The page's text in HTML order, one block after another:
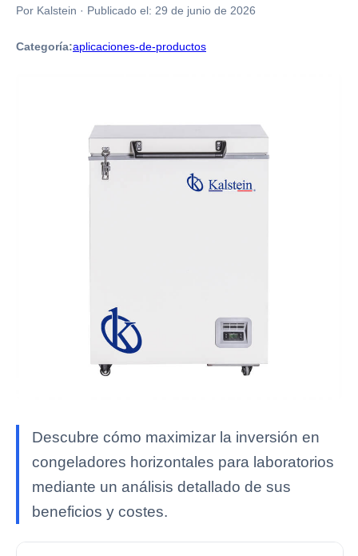
Por Kalstein · Publicado el: 29 de junio de 2026
Categoría:aplicaciones-de-productos
Descubre cómo maximizar la inversión en
congeladores horizontales para laboratorios
mediante un análisis detallado de sus
beneficios y costes.